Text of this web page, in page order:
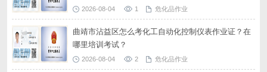
2026-08-04 1 危化品作业
曲靖市沾益区怎么考化工自动化控制仪表作业证？在
哪里培训考试？
2026-08-04 2 危化品作业